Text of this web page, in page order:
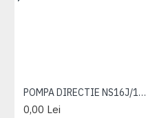
POMPA DIRECTIE NS16J/1025
0,00 Lei